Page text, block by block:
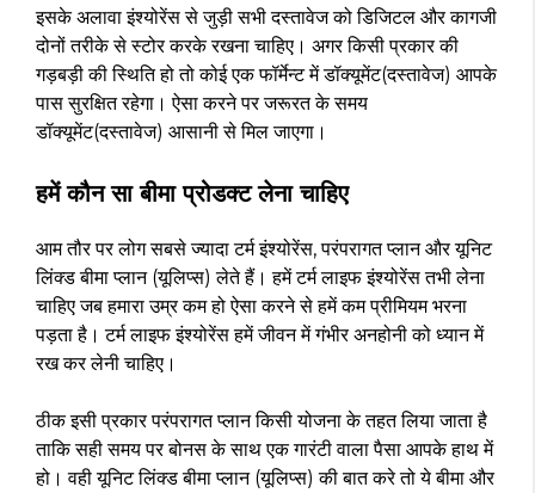
इसके अलावा इंश्योरेंस से जुड़ी सभी दस्तावेज को डिजिटल और कागजी
दोनों तरीके से स्टोर करके रखना चाहिए। अगर किसी प्रकार की
गड़बड़ी की स्थिति हो तो कोई एक फॉर्मेन्ट में डॉक्यूमेंट(दस्तावेज) आपके
पास सुरक्षित रहेगा। ऐसा करने पर जरूरत के समय
डॉक्यूमेंट(दस्तावेज) आसानी से मिल जाएगा।
हमें कौन सा बीमा प्रोडक्ट लेना चाहिए
आम तौर पर लोग सबसे ज्यादा टर्म इंश्योरेंस, परंपरागत प्लान और यूनिट
लिंक्ड बीमा प्लान (यूलिप्स) लेते हैं। हमें टर्म लाइफ इंश्योरेंस तभी लेना
चाहिए जब हमारा उम्र कम हो ऐसा करने से हमें कम प्रीमियम भरना
पड़ता है। टर्म लाइफ इंश्योरेंस हमें जीवन में गंभीर अनहोनी को ध्यान में
रख कर लेनी चाहिए।
ठीक इसी प्रकार परंपरागत प्लान किसी योजना के तहत लिया जाता है
ताकि सही समय पर बोनस के साथ एक गारंटी वाला पैसा आपके हाथ में
हो। वही यूनिट लिंक्ड बीमा प्लान (यूलिप्स) की बात करे तो ये बीमा और